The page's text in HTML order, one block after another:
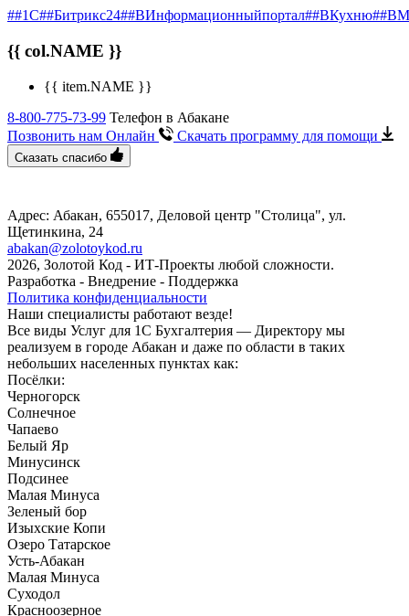
##1С##Битрикс24##ВИнформационныйпортал##ВКухню
{{ col.NAME }}
{{ item.NAME }}
8-800-775-73-99 Телефон в Абакане
Позвонить нам Онлайн
Скачать программу для помощи
Сказать спасибо
Адрес: Абакан, 655017, Деловой центр "Столица", ул.
Щетинкина, 24
abakan@zolotoykod.ru
2026, Золотой Код - ИТ-Проекты любой сложности.
Разработка - Внедрение - Поддержка
Политика конфиденциальности
Наши специалисты работают везде!
Все виды Услуг для 1С Бухгалтерия — Директору мы
реализуем в городе Абакан и даже по области в таких
небольших населенных пунктах как:
Посёлки:
Черногорск
Солнечное
Чапаево
Белый Яр
Минусинск
Подсинее
Малая Минуса
Зеленый бор
Изыхские Копи
Озеро Татарское
Усть-Абакан
Малая Минуса
Суходол
Красноозерное